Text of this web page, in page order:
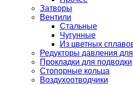
Затворы
Вентили
Стальные
Чугунные
Из цветных
Редукторы давления
Прокладки для подводки
Стопорные кольца
Воздухоотводчики